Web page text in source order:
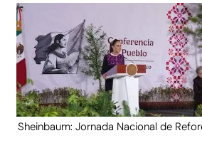
Sheinbaum: Jornada Nacional de